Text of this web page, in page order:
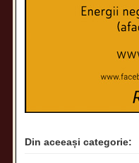
Din aceeași categorie: